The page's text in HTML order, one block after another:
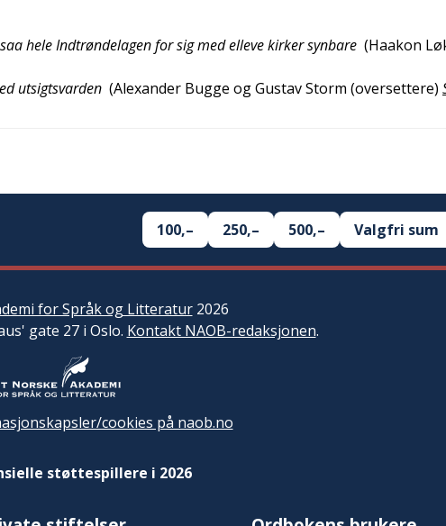
hele Indtrøndelagen for sig med elleve kirker synbare (Haakon
utsigtsvarden (Alexander Bugge og Gustav Storm (oversettere)
100,– 250,– 500,– Valgfri sum
for Språk og Litteratur2026
gate 27 i Oslo. Kontakt NAOB-redaksjonen.
cookies på naob.no
støttespillere i 2026